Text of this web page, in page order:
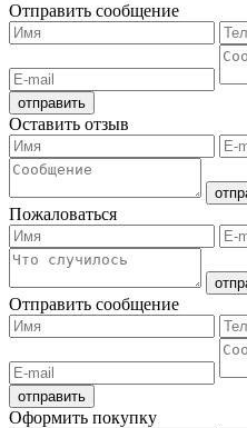
Отправить сообщение
Оставить отзыв
Пожаловаться
Отправить сообщение
Оформить покупку